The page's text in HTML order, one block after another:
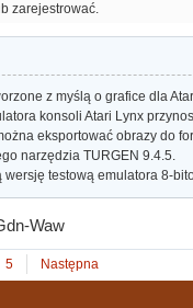
zarejestrować.
z myślą o grafice dla
konsoli Atari Lynx
eksportować obrazy do
narzędzia TURGEN 9.4.5.
wersję testową emulatora 8-
Waw
5 Następna